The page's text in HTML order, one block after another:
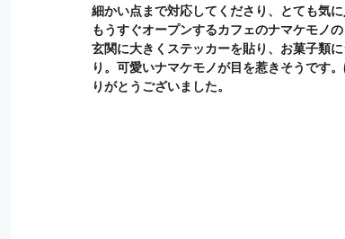
細かい点まで対応してくださり、とても気に
もうすぐオープンするカフェのナマケモノの
玄関に大きくステッカーを貼り、お菓子類
り。可愛いナマケモノが目を惹きそうです
りがとうございました。